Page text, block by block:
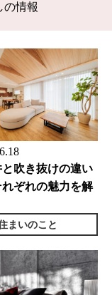
の情報
吹き抜けの違い
れぞれの魅力を解
まいのこと